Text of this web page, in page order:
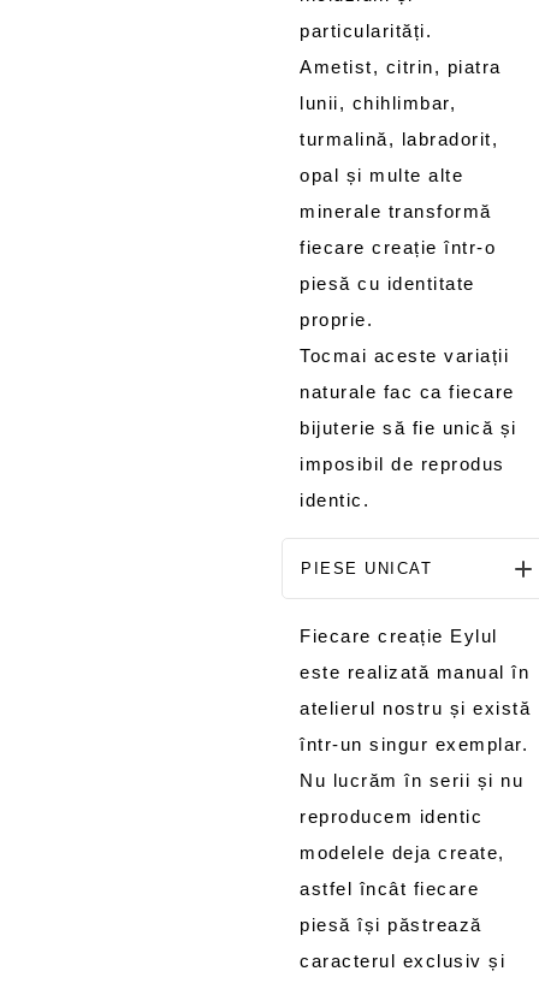
particularități.
Ametist, citrin, piatra
lunii, chihlimbar,
turmalină, labradorit,
opal și multe alte
minerale transformă
fiecare creație într-o
piesă cu identitate
proprie.
Tocmai aceste variații
naturale fac ca fiecare
bijuterie să fie unică și
imposibil de reprodus
identic.
PIESE UNICAT
Fiecare creație Eylul
este realizată manual în
atelierul nostru și există
într-un singur exemplar.
Nu lucrăm în serii și nu
reproducem identic
modelele deja create,
astfel încât fiecare
piesă își păstrează
caracterul exclusiv și